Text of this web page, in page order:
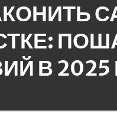
В 2025